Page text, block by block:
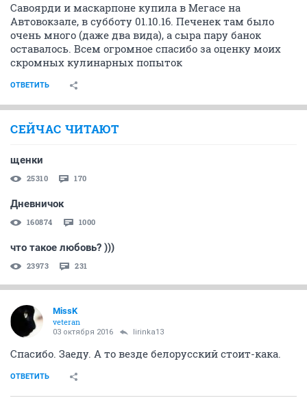
Савоярди и маскарпоне купила в Мегасе на
Автовокзале, в субботу 01.10.16. Печенек там было
очень много (даже два вида), а сыра пару банок
оставалось. Всем огромное спасибо за оценку моих
скромных кулинарных попыток
ОТВЕТИТЬ
СЕЙЧАС ЧИТАЮТ
щенки
25310 170
Дневничок
160874 1000
что такое любовь? )))
23973 231
MissK
veteran
03 октября 2016 lirinka13
Спасибо. Заеду. А то везде белорусский стоит-кака.
ОТВЕТИТЬ